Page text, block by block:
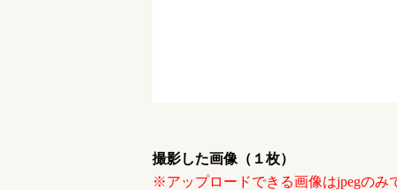
撮影した画像（１枚）
※アップロードできる画像はjpegのみ